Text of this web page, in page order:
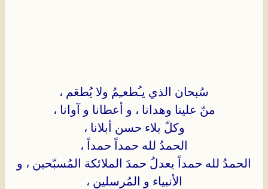
سُبحان الذي يـُطعـِمُ ولا يُطعَم ،
منّ علينا وهدانا ، و أعطانا و آوانا ،
وكلّ بلاء حسن أبلانا ،
الحمدُ لله حمداً حمداً ،
الحمدُ لله حمداً يعدلُ حمدَ الملائكة المُسبّحين ، و
الأنبياء و المُرسلين ،